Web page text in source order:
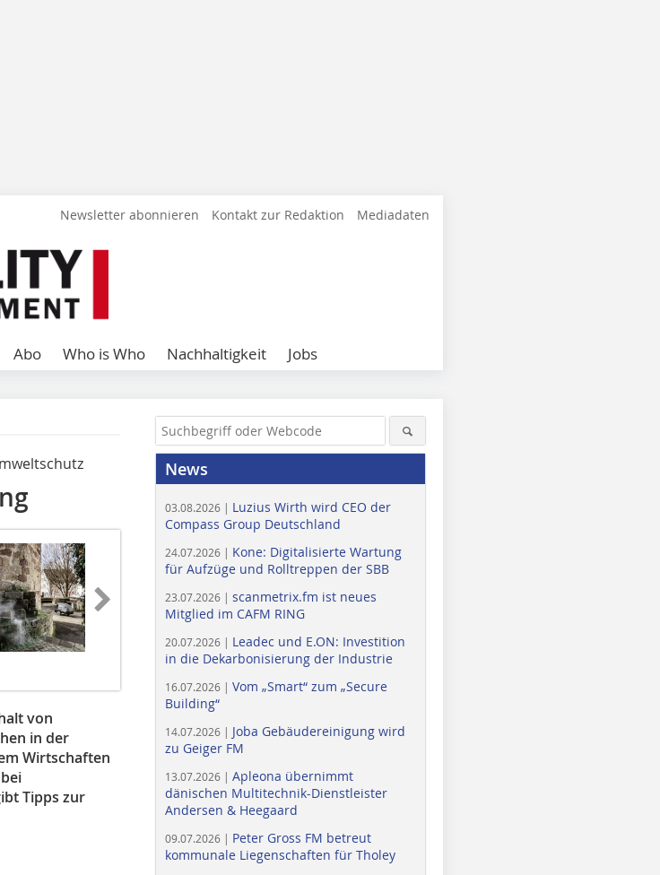
Newsletter abonnieren Kontakt zur Redaktion Mediadaten
Abo Who is Who Nachhaltigkeit Jobs
von
in der
Wirtschaften
Tipps zur
News
03.08.2026 | Luzius Wirth wird CEO der
Compass Group Deutschland
24.07.2026 | Kone: Digitalisierte Wartung
für Aufzüge und Rolltreppen der SBB
23.07.2026 | scanmetrix.fm ist neues
Mitglied im CAFM RING
20.07.2026 | Leadec und E.ON: Investition
in die Dekarbonisierung der Industrie
16.07.2026 | Vom „Smart“ zum „Secure
Building“
14.07.2026 | Joba Gebäudereinigung wird
zu Geiger FM
13.07.2026 | Apleona übernimmt
dänischen Multitechnik-Dienstleister
Andersen & Heegaard
09.07.2026 | Peter Gross FM betreut
kommunale Liegenschaften für Tholey